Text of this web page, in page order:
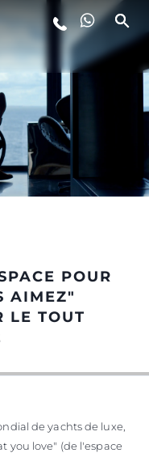
VIE
POUR
AIMEZ"
LE TOUT
de yachts de luxe,
you love" (de l'espace